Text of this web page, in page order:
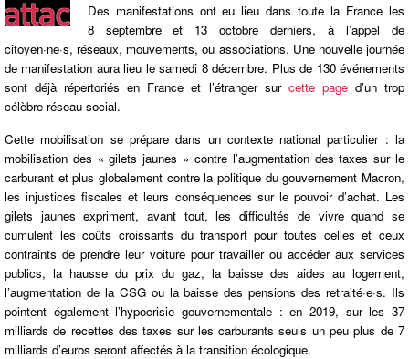
Des manifestations ont eu lieu dans toute la France les
8 septembre et 13 octobre derniers, à l’appel de
citoyen·ne·s, réseaux, mouvements, ou associations. Une nouvelle journée
de manifestation aura lieu le samedi 8 décembre. Plus de 130 événements
sont déjà répertoriés en France et l’étranger sur cette paged’un trop
célèbre réseau social.
Cette mobilisation se prépare dans un contexte national particulier : la
mobilisation des « gilets jaunes » contre l’augmentation des taxes sur le
carburant et plus globalement contre la politique du gouvernement Macron,
les injustices fiscales et leurs conséquences sur le pouvoir d’achat. Les
gilets jaunes expriment, avant tout, les difficultés de vivre quand se
cumulent les coûts croissants du transport pour toutes celles et ceux
contraints de prendre leur voiture pour travailler ou accéder aux services
publics, la hausse du prix du gaz, la baisse des aides au logement,
l’augmentation de la CSG ou la baisse des pensions des retraité·e·s. Ils
pointent également l’hypocrisie gouvernementale : en 2019, sur les 37
milliards de recettes des taxes sur les carburants seuls un peu plus de 7
milliards d’euros seront affectés à la transition écologique.